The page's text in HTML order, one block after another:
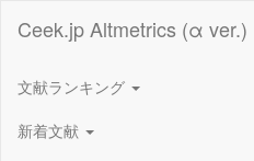
Ceek.jp Altmetrics (α ver.)
文献ランキング
新着文献